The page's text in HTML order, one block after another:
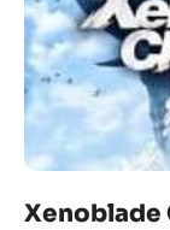
Xenoblade